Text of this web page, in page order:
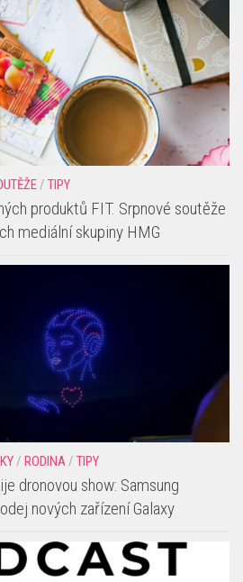
/ TIPY
produktů FIT. Srpnové soutěže
mediální skupiny HMG
/ RODINA/ TIPY
dronovou show: Samsung
nových zařízení Galaxy